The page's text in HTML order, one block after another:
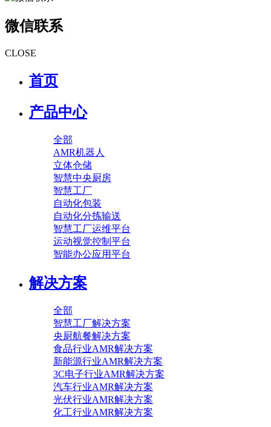
微信联系
CLOSE
首页
产品中心
全部
AMR机器人
立体仓储
智慧中央厨房
智慧工厂
自动化包装
自动化分拣输送
智慧工厂运维平台
运动视觉控制平台
智能办公应用平台
解决方案
全部
智慧工厂解决方案
央厨航餐解决方案
食品行业AMR解决方案
新能源行业AMR解决方案
3C电子行业AMR解决方案
汽车行业AMR解决方案
光伏行业AMR解决方案
化工行业AMR解决方案